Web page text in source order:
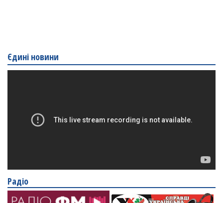
Єдині новини
Радіо